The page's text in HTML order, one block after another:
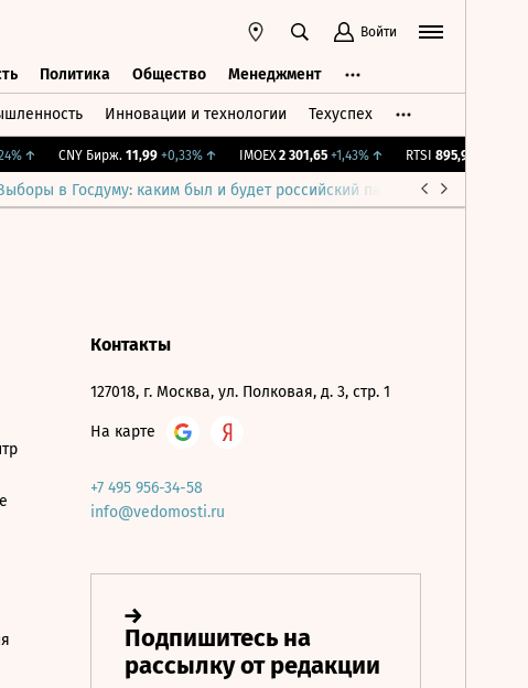
Войти
Политика Общество Менеджмент
Инновации и технологии Техуспех
↑ CNY Бирж. 11,99 +0,33%↑ IMOEX 2 301,65 +1,43%↑ RTSI 895,93
в Госдуму: каким был и будет российский парламент
Контакты
127018, г. Москва, ул. Полковая, д. 3, стр. 1
На карте
+7 495 956-34-58
info@vedomosti.ru